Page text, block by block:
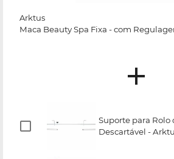
Arktus
Maca Beauty Spa Fixa - com
Suporte para Rolo
Descartável -